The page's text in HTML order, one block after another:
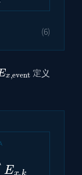
(6)
定义
=